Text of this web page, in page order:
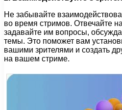
Не забывайте
во время стримов. Отвечайте
задавайте им вопросы,
темы. Это поможет вам
вашими зрителями и создать
на вашем стриме.